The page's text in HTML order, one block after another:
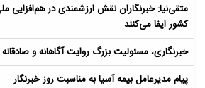
متقی‌نیا: خبرنگاران نقش ارزشمندی در هم‌افزایی
کشور ایفا می‌کنند
خبرنگاری، مسئولیت بزرگ روایت آگاهانه و
پیام مدیرعامل بیمه آسیا به مناسبت روز خبرنگار